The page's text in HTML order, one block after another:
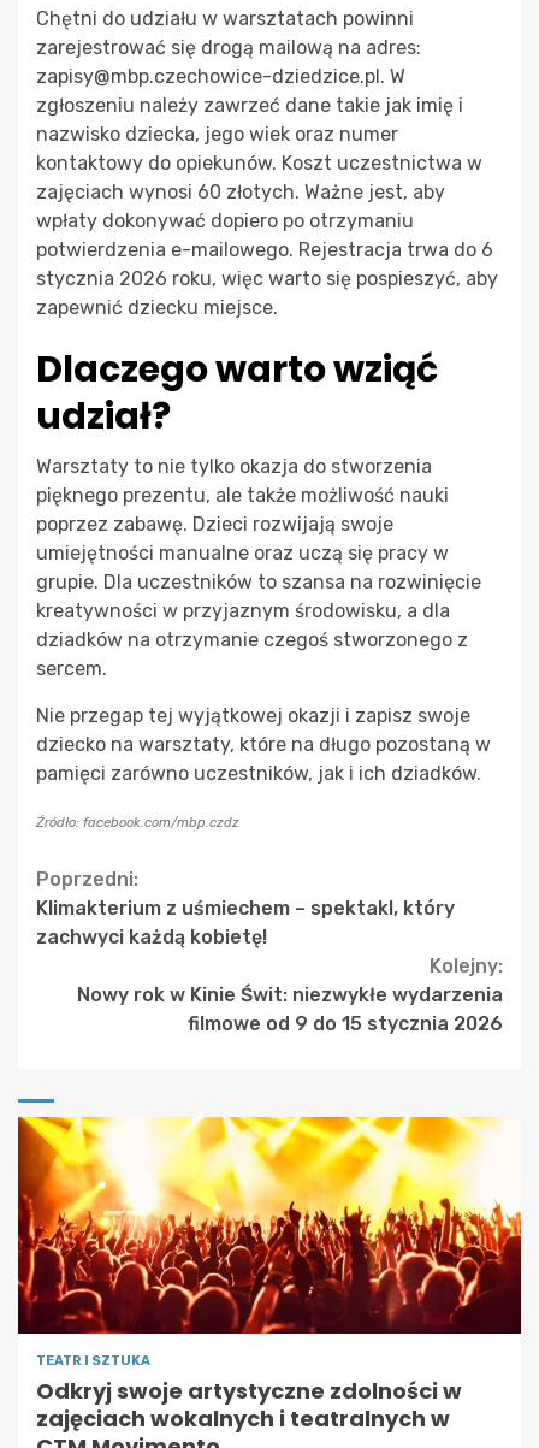
Chętni do udziału w warsztatach powinni
zarejestrować się drogą mailową na adres:
zapisy@mbp.czechowice-dziedzice.pl. W
zgłoszeniu należy zawrzeć dane takie jak imię i
nazwisko dziecka, jego wiek oraz numer
kontaktowy do opiekunów. Koszt uczestnictwa w
zajęciach wynosi 60 złotych. Ważne jest, aby
wpłaty dokonywać dopiero po otrzymaniu
potwierdzenia e-mailowego. Rejestracja trwa do 6
stycznia 2026 roku, więc warto się pospieszyć, aby
zapewnić dziecku miejsce.
Dlaczego warto wziąć
udział?
Warsztaty to nie tylko okazja do stworzenia
pięknego prezentu, ale także możliwość nauki
poprzez zabawę. Dzieci rozwijają swoje
umiejętności manualne oraz uczą się pracy w
grupie. Dla uczestników to szansa na rozwinięcie
kreatywności w przyjaznym środowisku, a dla
dziadków na otrzymanie czegoś stworzonego z
sercem.
Nie przegap tej wyjątkowej okazji i zapisz swoje
dziecko na warsztaty, które na długo pozostaną w
pamięci zarówno uczestników, jak i ich dziadków.
Źródło: facebook.com/mbp.czdz
Continue
Reading
Poprzedni:
Klimakterium z uśmiechem – spektakl, który
zachwyci każdą kobietę!
Kolejny:
Nowy rok w Kinie Świt: niezwykłe wydarzenia
filmowe od 9 do 15 stycznia 2026
TEATR I SZTUKA
Odkryj swoje artystyczne zdolności w
zajęciach wokalnych i teatralnych w